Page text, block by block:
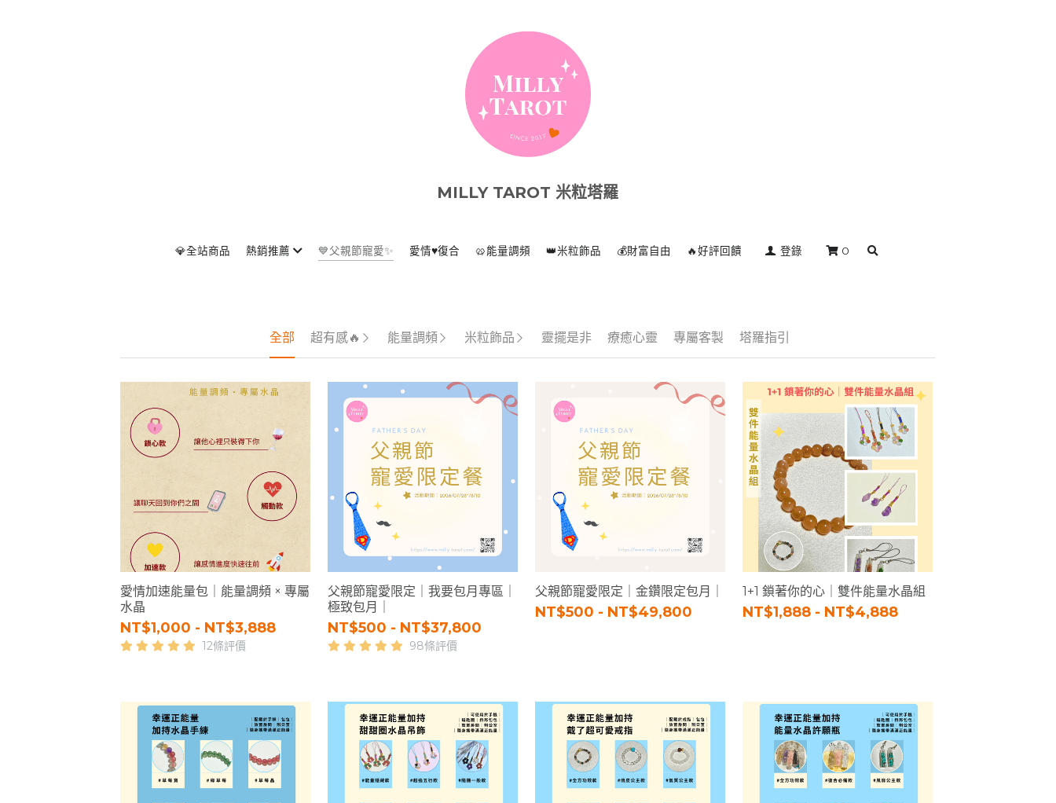
MILLY TAROT 米粒塔羅
💎全站商品 熱銷推薦 💙父親節寵愛✨ 愛情♥️復合 🥨能量調頻 👑米粒飾品 💰財富自由 🔥好評回饋 登錄 0
全部 超有感🔥 能量調頻 米粒飾品 靈擺是非 療癒心靈 專屬客製 塔羅指引
愛情加速能量包｜能量調頻 × 專屬
水晶
NT$1,000 - NT$3,888
12條評價
父親節寵愛限定｜我要包月專區｜
極致包月｜
NT$500 - NT$37,800
98條評價
父親節寵愛限定｜金鑽限定包月｜
NT$500 - NT$49,800
1+1 鎖著你的心｜雙件能量水晶組
NT$1,888 - NT$4,888